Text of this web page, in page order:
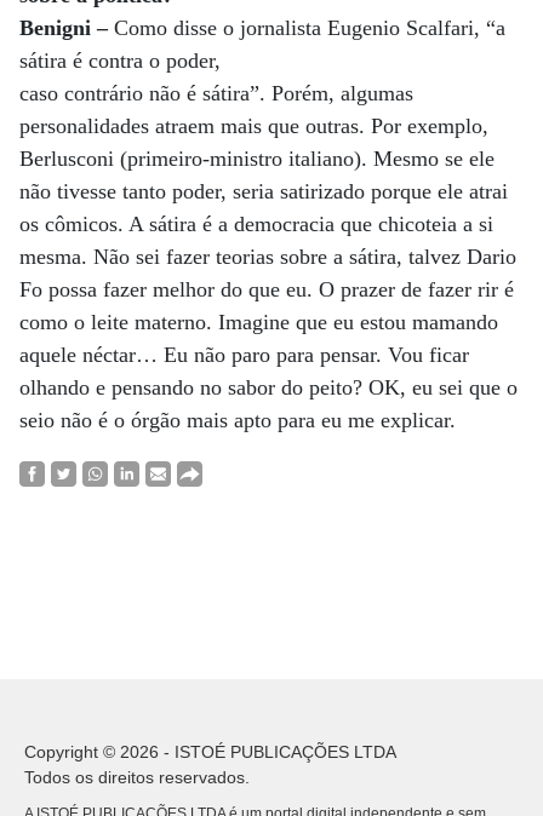
Benigni –Como disse o jornalista Eugenio Scalfari, “a
sátira é contra o poder,
caso contrário não é sátira”. Porém, algumas
personalidades atraem mais que outras. Por exemplo,
Berlusconi (primeiro-ministro italiano). Mesmo se ele
não tivesse tanto poder, seria satirizado porque ele atrai
os cômicos. A sátira é a democracia que chicoteia a si
mesma. Não sei fazer teorias sobre a sátira, talvez Dario
Fo possa fazer melhor do que eu. O prazer de fazer rir é
como o leite materno. Imagine que eu estou mamando
aquele néctar… Eu não paro para pensar. Vou ficar
olhando e pensando no sabor do peito? OK, eu sei que o
seio não é o órgão mais apto para eu me explicar.
Copyright © 2026 - ISTOÉ PUBLICAÇÕES LTDA
Todos os direitos reservados.